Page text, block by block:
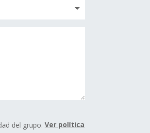
del grupo.Ver política